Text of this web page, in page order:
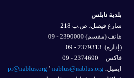
بلدية نابلس
شارع فيصل، ص.ب 218
هاتف (مقسم) 2390000 - 09
(إدارة)
فاكس 2374690 - 09
ايميل: nablus@nablus.org
pr@nablus.org